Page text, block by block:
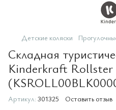
Детские коляски
Складная
Kinderkraft
Артикул: 301325 Оставить отзыв